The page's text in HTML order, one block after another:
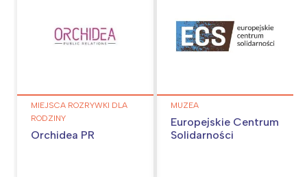
MIEJSCA ROZRYWKI DLA
RODZINY
Orchidea PR
MUZEA
Europejskie Centrum
Solidarności